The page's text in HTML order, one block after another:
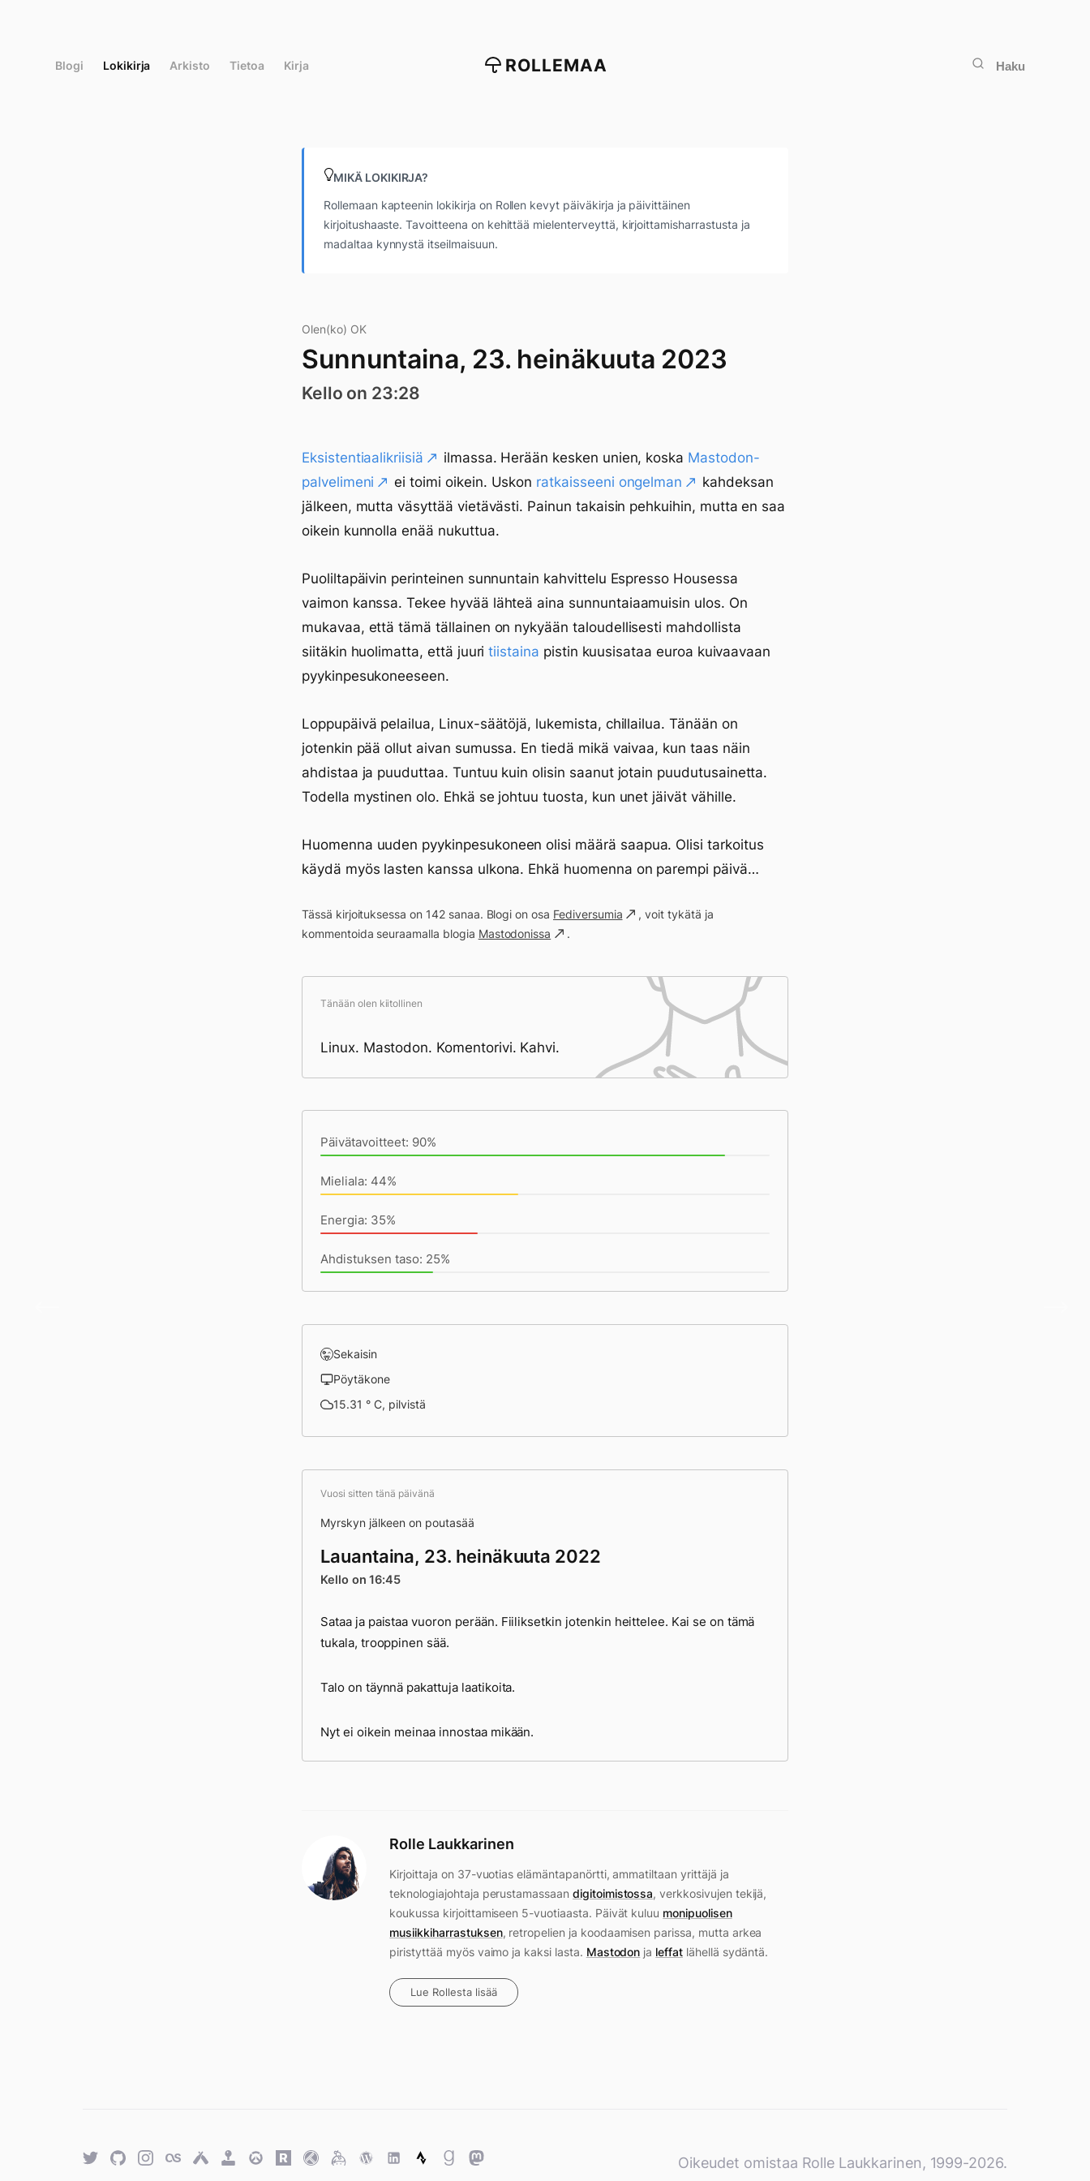
Blogi Lokikirja Arkisto Tietoa Kirja ROLLEMAA Haku
MIKÄ LOKIKIRJA?
Rollemaan kapteenin lokikirja on Rollen kevyt päiväkirja ja päivittäinen
kirjoitushaaste. Tavoitteena on kehittää mielenterveyttä, kirjoittamisharrastusta ja
madaltaa kynnystä itseilmaisuun.
Olen(ko) OK
Sunnuntaina, 23. heinäkuuta 2023
Kello on 23:28
Eksistentiaalikriisiä ilmassa. Herään kesken unien, koska Mastodon-
palvelimeni
ei toimi oikein. Uskon ratkaisseeni ongelman
kahdeksan
jälkeen, mutta väsyttää vietävästi. Painun takaisin pehkuihin, mutta en saa
oikein kunnolla enää nukuttua.
Puoliltapäivin perinteinen sunnuntain kahvittelu Espresso Housessa
vaimon kanssa. Tekee hyvää lähteä aina sunnuntaiaamuisin ulos. On
mukavaa, että tämä tällainen on nykyään taloudellisesti mahdollista
siitäkin huolimatta, että juuritiistaina pistin kuusisataa euroa kuivaavaan
pyykinpesukoneeseen.
Loppupäivä pelailua, Linux-säätöjä, lukemista, chillailua. Tänään on
jotenkin pää ollut aivan sumussa. En tiedä mikä vaivaa, kun taas näin
ahdistaa ja puuduttaa. Tuntuu kuin olisin saanut jotain puudutusainetta.
Todella mystinen olo. Ehkä se johtuu tuosta, kun unet jäivät vähille.
Huomenna uuden pyykinpesukoneen olisi määrä saapua. Olisi tarkoitus
käydä myös lasten kanssa ulkona. Ehkä huomenna on parempi päivä…
Tässä kirjoituksessa on 142 sanaa. Blogi on osa Fediversumia
, voit tykätä ja
kommentoida seuraamalla blogia Mastodonissa .
Tänään olen kiitollinen
Linux. Mastodon. Komentorivi. Kahvi.
Päivätavoitteet: 90%
Mieliala: 44%
Energia: 35%
Ahdistuksen taso: 25%
Sekaisin
Pöytäkone
15.31 ° C, pilvistä
Vuosi sitten tänä päivänä
Myrskyn jälkeen on poutasää
Lauantaina, 23. heinäkuuta 2022
Kello on 16:45
Sataa ja paistaa vuoron perään. Fiiliksetkin jotenkin heittelee. Kai se on tämä
tukala, trooppinen sää.
Talo on täynnä pakattuja laatikoita.
Nyt ei oikein meinaa innostaa mikään.
Rolle Laukkarinen
Kirjoittaja on 37-vuotias elämäntapanörtti, ammatiltaan yrittäjä ja
teknologiajohtaja perustamassaan digitoimistossa, verkkosivujen tekijä,
koukussa kirjoittamiseen 5-vuotiaasta. Päivät kuluu monipuolisen
musiikkiharrastuksen, retropelien ja koodaamisen parissa, mutta arkea
piristyttää myös vaimo ja kaksi lasta. Mastodon ja leffatlähellä sydäntä.
Lue Rollesta lisää
Ei pysty
TwitterGitHubTwitterLast.fmUntappd
RetroOverwatch
Rawg.ioTraktKeybaseWordPress
WordPress
StravaGoodreads
Mastodon Oikeudet omistaa Rolle Laukkarinen, 1999-2026.